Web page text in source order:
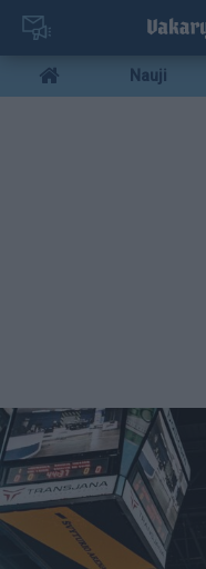
Pereiti
pagrindinį
turinį
Mobile
menu
Nauji